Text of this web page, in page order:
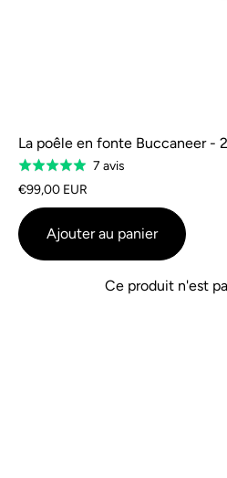
La poêle en fonte Buccaneer -
Classé
5.0
sur
5
7 avisSur
base
avis
€99,00 EUR
Ajouter au panier
Ce produit n'est